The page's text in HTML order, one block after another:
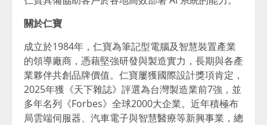
關於仁寶
成立於1984年，仁寶為筆記型電腦及智慧裝置產業
的領導廠商，憑藉堅強研發與製造實力，長期與各產
業夥伴共創品牌價值。仁寶屢獲國際設計獎項肯定，
2025年獲《天下雜誌》評選為台灣製造業前7強，並
多年名列《Forbes》全球2000大企業。近年積極布
局雲端伺服器、汽車電子與智慧醫療等新興事業，總